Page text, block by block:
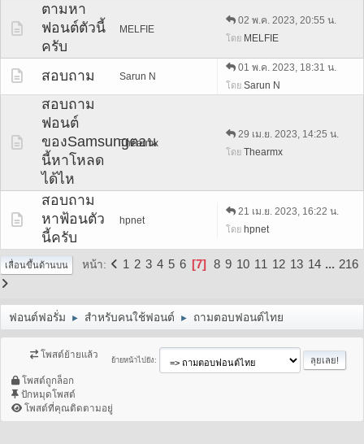
ตามหา
ฟอนต์ตัวนี้
ครับ
MELFIE
02 พ.ค. 2023, 20:55 น.
โดย MELFIE
สอบถาม Sarun N
01 พ.ค. 2023, 18:31 น.
โดย Sarun N
สอบถาม
ฟอนต์
ของSamsungตอน
นี้หาโหลด
ได้ไห
Thearmx
29 เม.ย. 2023, 14:25 น.
โดย Thearmx
สอบถาม
หาฟ้อนตัว
นี้ครับ
hpnet
21 เม.ย. 2023, 16:22 น.
โดย hpnet
เลื่อนขึ้นด้านบน หน้า 1 2 3 4 5 6 7 8 9 10 11 12 13 14 ... 216
ฟอนต์ฟอรั่ม ► สำหรับคนใช้ฟอนต์ ► ถามตอบฟอนต์ไทย
ย้ายหน้าไปยัง
โพสต์ย้ายแล้ว
โพสต์ถูกล็อก
ปักหมุดโพสต์
โพสต์ที่คุณติดตามอยู่